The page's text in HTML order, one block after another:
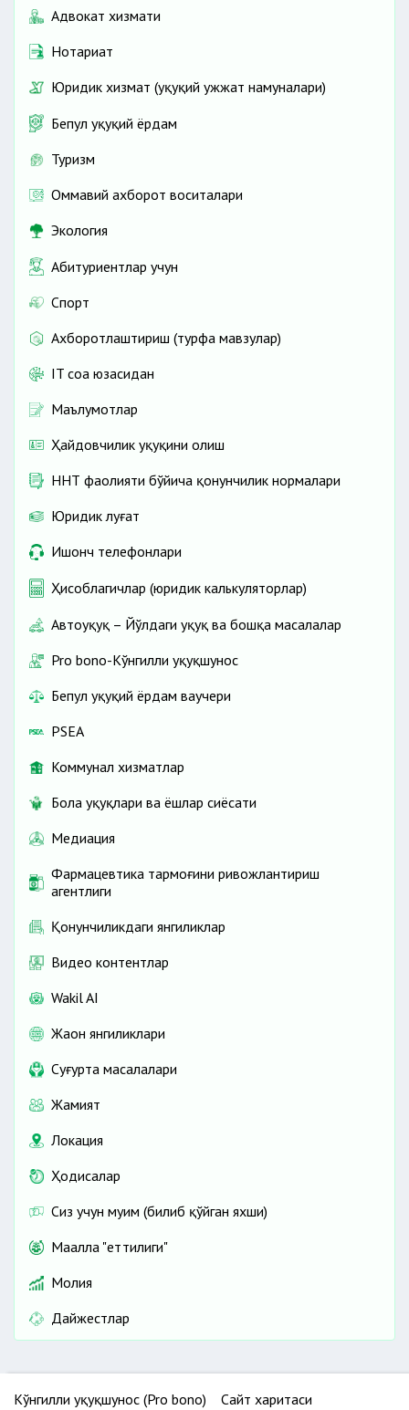
Адвокат хизмати
Нотариат
Юридик хизмат (ҳуқуқий ҳужжат намуналари)
Бепул ҳуқуқий ёрдам
Туризм
Оммавий ахборот воситалари
Экология
Абитуриентлар учун
Спорт
Ахборотлаштириш (турфа мавзулар)
IT соҳа юзасидан
Маълумотлар
Ҳайдовчилик ҳуқуқини олиш
ННТ фаолияти бўйича қонунчилик нормалари
Юридик луғат
Ишонч телефонлари
Ҳисоблагичлар (юридик калькуляторлар)
Автоҳуқуқ – Йўлдаги ҳуқуқ ва бошқа масалалар
Pro bono-Кўнгилли ҳуқуқшунос
Бепул ҳуқуқий ёрдам ваучери
PSEA
Коммунал хизматлар
Бола ҳуқуқлари ва ёшлар сиёсати
Медиация
Фармацевтика тармоғини ривожлантириш
агентлиги
Қонунчиликдаги янгиликлар
Видео контентлар
Wakil AI
Жаҳон янгиликлари
Cуғурта масалалари
Жамият
Локация
Ҳодисалар
Сиз учун муҳим (билиб қўйган яхши)
Маҳалла "еттилиги"
Молия
Дайжестлар
Кўнгилли ҳуқуқшунос (Pro bono) Сайт харитаси